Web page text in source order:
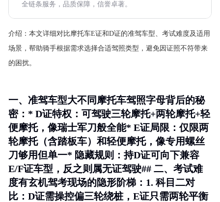
全链条服务，品质保障，信誉卓著。
介绍： 本文详细对比摩托车E证和D证的准驾车型、考试难度及适用
场景，帮助骑手根据需求选择合适驾照类型，避免因证照不符带来
的困扰。
一、准驾车型大不同摩托车驾照字母背后的秘
密：* D证特权 ：可驾驶三轮摩托+两轮摩托+轻
便摩托，像瑞士军刀般全能* E证局限 ：仅限两
轮摩托（含踏板车）和轻便摩托，像专用螺丝
刀够用但单一* 隐藏规则 ：持D证可向下兼容
E/F证车型，反之则属无证驾驶## 二、考试难
度有玄机驾考现场的隐形阶梯：1. 科目二对
比 ：D证需操控偏三轮绕桩，E证只需两轮平衡